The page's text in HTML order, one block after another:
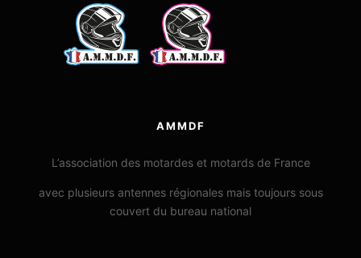
AMMDF
L’association des motardes et motards de France
avec plusieurs antennes régionales mais toujours sous
couvert du bureau national